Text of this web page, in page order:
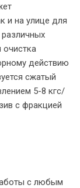
и на улице для
очистка
действию
сжатый
5-8 кгс/
с фракцией
с любым